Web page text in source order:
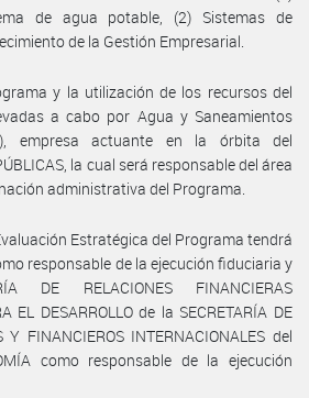
de agua potable, (2) Sistemas de
de la Gestión Empresarial.
y la utilización de los recursos del
a cabo por Agua y Saneamientos
empresa actuante en la órbita del
la cual será responsable del área
administrativa del Programa.
Estratégica del Programa tendrá
responsable de la ejecución fiduciaria y
DE RELACIONES FINANCIERAS
EL DESARROLLO de la SECRETARÍA DE
Y FINANCIEROS INTERNACIONALES del
como responsable de la ejecución